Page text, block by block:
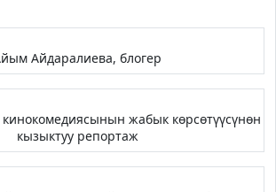
Айдаралиева, блогер
жабык көрсөтүүсүнөн
кызыктуу репортаж